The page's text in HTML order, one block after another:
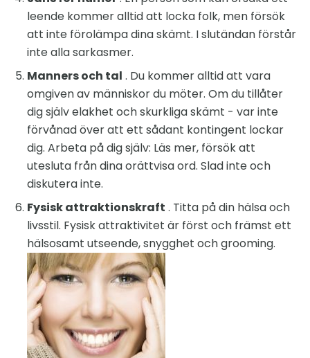
leende kommer alltid att locka folk, men försök
att inte förolämpa dina skämt. I slutändan förstår
inte alla sarkasmer.
Manners och tal . Du kommer alltid att vara
omgiven av människor du möter. Om du tillåter
dig själv elakhet och skurkliga skämt - var inte
förvånad över att ett sådant kontingent lockar
dig. Arbeta på dig själv: Läs mer, försök att
utesluta från dina orättvisa ord. Slad inte och
diskutera inte.
Fysisk attraktionskraft . Titta på din hälsa och
livsstil. Fysisk attraktivitet är först och främst ett
hälsosamt utseende, snygghet och grooming.